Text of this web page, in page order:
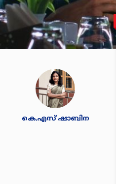
കെ.എസ് ഷാബിന